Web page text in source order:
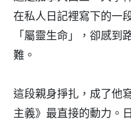
在私人日記裡寫下的一
「屬靈生命」，卻感到
難。
這段親身掙扎，成了他
主義》最直接的動力。